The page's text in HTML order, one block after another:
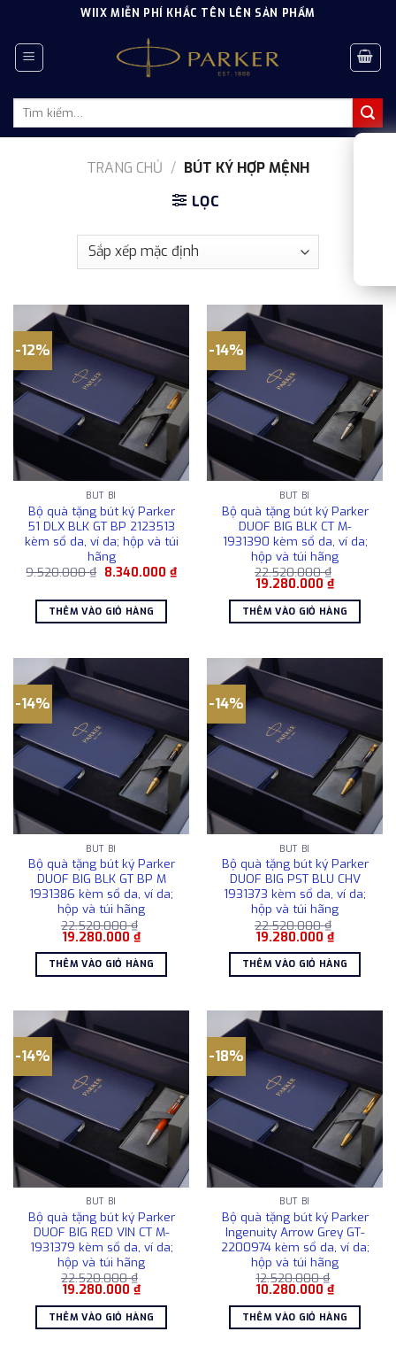
content
WIIX MIỄN PHÍ KHẮC TÊN LÊN SẢN PHẨM
Tìm
TRANG CHỦ / BÚT KÝ HỢP MỆNH
LỌC
-12%
BÚT BI
Bộ quà tặng bút ký Parker
51 DLX BLK GT BP 2123513
kèm sổ da, ví da; hộp và túi
hãng
9.520.000₫ Giá
9.520.000 ₫.
8.340.000 ₫Giá
hiện
8.340.000 ₫.
THÊM VÀO GIỎ HÀNG
-14%
BÚT BI
Bộ quà tặng bút ký Parker
DUOF BIG BLK CT M-
1931390 kèm sổ da, ví da;
hộp và túi hãng
22.520.000₫
Giá
là:
22.520.000 ₫.
19.280.000 ₫Giá
hiện
tại
là:
THÊM VÀO GIỎ HÀNG
-14%
BÚT BI
Bộ quà tặng bút ký Parker
DUOF BIG BLK GT BP M
1931386 kèm sổ da, ví da;
hộp và túi hãng
22.520.000₫
Giá
là:
22.520.000 ₫.
19.280.000 ₫Giá
hiện
tại
là:
19.280.000 ₫.
THÊM VÀO GIỎ HÀNG
-14%
BÚT BI
Bộ quà tặng bút ký Parker
DUOF BIG PST BLU CHV
1931373 kèm sổ da, ví da;
hộp và túi hãng
22.520.000₫
Giá
là:
22.520.000 ₫.
19.280.000 ₫Giá
hiện
tại
là:
THÊM VÀO GIỎ HÀNG
-14%
BÚT BI
Bộ quà tặng bút ký Parker
DUOF BIG RED VIN CT M-
1931379 kèm sổ da, ví da;
hộp và túi hãng
22.520.000₫
Giá
là:
22.520.000 ₫.
19.280.000 ₫Giá
hiện
tại
là:
19.280.000 ₫.
THÊM VÀO GIỎ HÀNG
-18%
BÚT BI
Bộ quà tặng bút ký Parker
Ingenuity Arrow Grey GT-
2200974 kèm sổ da, ví da;
hộp và túi hãng
12.520.000₫
Giá
là:
12.520.000 ₫.
10.280.000 ₫Giá
hiện
tại
là:
THÊM VÀO GIỎ HÀNG